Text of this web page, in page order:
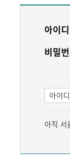
아이디
비밀
아이
아직 서